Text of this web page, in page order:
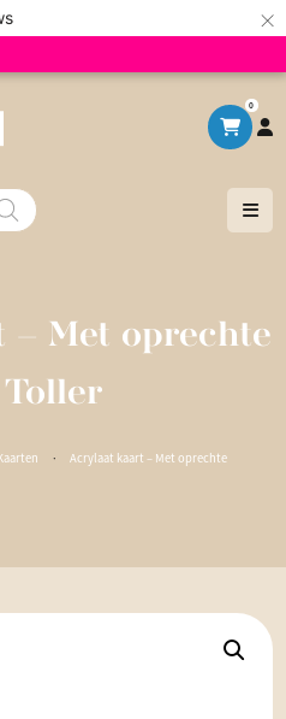
×
0
Met oprechte
· Acrylaat kaart – Met oprechte